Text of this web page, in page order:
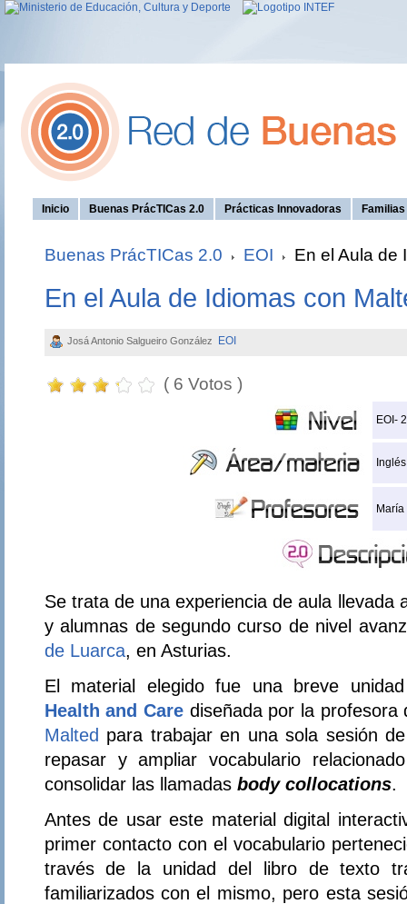
Inicio Buenas PrácTICas 2.0 Prácticas Innovadoras
Buenas PrácTICas 2.0 EOI En el Aula de
En el Aula de Idiomas con
Josá Antonio Salgueiro González EOI
( 6 Votos )
EOI-
Inglés
Se trata de una experiencia de aula llevada
y alumnas de segundo curso de nivel
de Luarca, en Asturias.
El material elegido fue una breve
Health and Care diseñada por la
Malted para trabajar en una sola sesión
repasar y ampliar vocabulario
consolidar las llamadas body collocations.
Antes de usar este material digital
primer contacto con el vocabulario
través de la unidad del libro de texto
familiarizados con el mismo, pero esta